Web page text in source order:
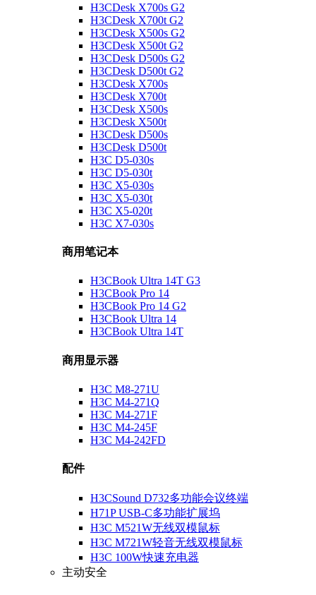
H3CDesk X700s G2
H3CDesk X700t G2
H3CDesk X500s G2
H3CDesk X500t G2
H3CDesk D500s G2
H3CDesk D500t G2
H3CDesk X700s
H3CDesk X700t
H3CDesk X500s
H3CDesk X500t
H3CDesk D500s
H3CDesk D500t
H3C D5-030s
H3C D5-030t
H3C X5-030s
H3C X5-030t
H3C X5-020t
H3C X7-030s
商用笔记本
H3CBook Ultra 14T G3
H3CBook Pro 14
H3CBook Pro 14 G2
H3CBook Ultra 14
H3CBook Ultra 14T
商用显示器
H3C M8-271U
H3C M4-271Q
H3C M4-271F
H3C M4-245F
H3C M4-242FD
配件
H3CSound D732多功能会议终端
H71P USB-C多功能扩展坞
H3C M521W无线双模鼠标
H3C M721W轻音无线双模鼠标
H3C 100W快速充电器
主动安全